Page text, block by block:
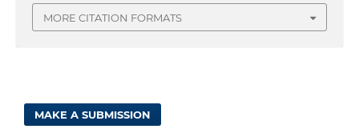
MORE CITATION FORMATS
MAKE A SUBMISSION